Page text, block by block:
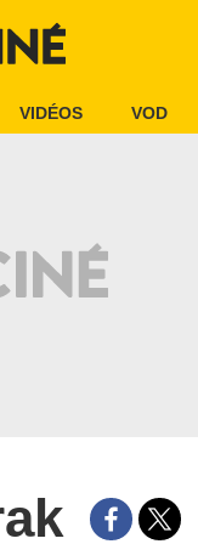
VIDÉOS VOD